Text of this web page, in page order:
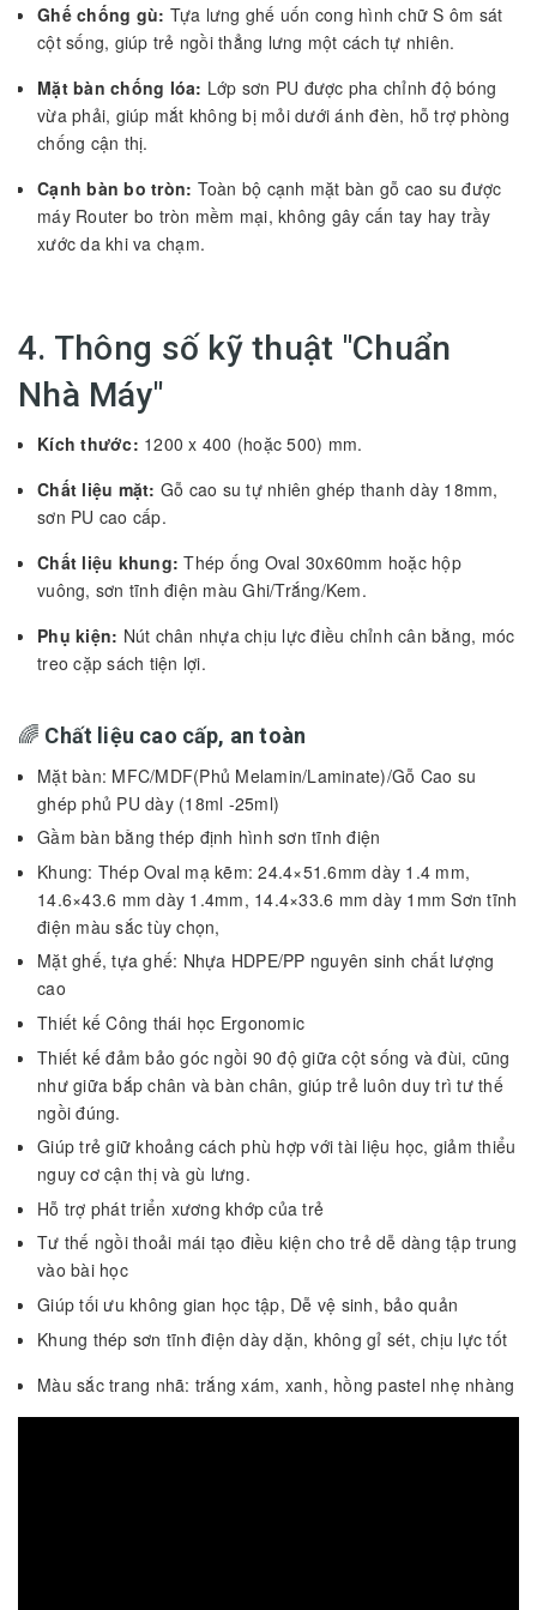
Ghế chống gù: Tựa lưng ghế uốn cong hình chữ S ôm sát
cột sống, giúp trẻ ngồi thẳng lưng một cách tự nhiên.
Mặt bàn chống lóa: Lớp sơn PU được pha chỉnh độ bóng
vừa phải, giúp mắt không bị mỏi dưới ánh đèn, hỗ trợ phòng
chống cận thị.
Cạnh bàn bo tròn: Toàn bộ cạnh mặt bàn gỗ cao su được
máy Router bo tròn mềm mại, không gây cấn tay hay trầy
xước da khi va chạm.
4. Thông số kỹ thuật "Chuẩn
Nhà Máy"
Kích thước: 1200 x 400 (hoặc 500) mm.
Chất liệu mặt: Gỗ cao su tự nhiên ghép thanh dày 18mm,
sơn PU cao cấp.
Chất liệu khung: Thép ống Oval 30x60mm hoặc hộp
vuông, sơn tĩnh điện màu Ghi/Trắng/Kem.
Phụ kiện: Nút chân nhựa chịu lực điều chỉnh cân bằng, móc
treo cặp sách tiện lợi.
🌈 Chất liệu cao cấp, an toàn
Mặt bàn: MFC/MDF(Phủ Melamin/Laminate)/Gỗ Cao su
ghép phủ PU dày (18ml -25ml)
Gầm bàn bằng thép định hình sơn tĩnh điện
Khung: Thép Oval mạ kẽm: 24.4×51.6mm dày 1.4 mm,
14.6×43.6 mm dày 1.4mm, 14.4×33.6 mm dày 1mm Sơn tĩnh
điện màu sắc tùy chọn,
Mặt ghế, tựa ghế: Nhựa HDPE/PP nguyên sinh chất lượng
cao
Thiết kế Công thái học Ergonomic
Thiết kế đảm bảo góc ngồi 90 độ giữa cột sống và đùi, cũng
như giữa bắp chân và bàn chân, giúp trẻ luôn duy trì tư thế
ngồi đúng.
Giúp trẻ giữ khoảng cách phù hợp với tài liệu học, giảm thiểu
nguy cơ cận thị và gù lưng.
Hỗ trợ phát triển xương khớp của trẻ
Tư thế ngồi thoải mái tạo điều kiện cho trẻ dễ dàng tập trung
vào bài học
Giúp tối ưu không gian học tập, Dễ vệ sinh, bảo quản
Khung thép sơn tĩnh điện dày dặn, không gỉ sét, chịu lực tốt
Màu sắc trang nhã: trắng xám, xanh, hồng pastel nhẹ nhàng